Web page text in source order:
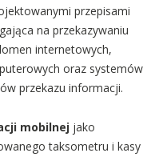
przepisami
na przekazywaniu
internetowych,
oraz systemów
przekazu informacji.
mobilnej jako
taksometru i kasy